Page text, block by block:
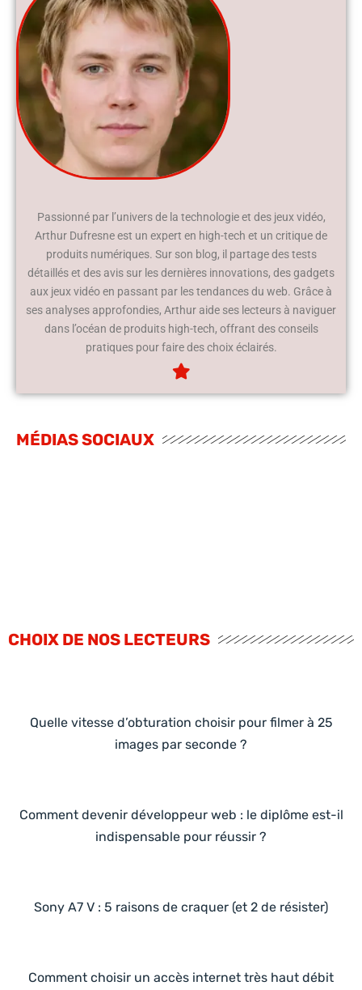
Passionné par l’univers de la technologie et des jeux vidéo,
Arthur Dufresne est un expert en high-tech et un critique de
produits numériques. Sur son blog, il partage des tests
détaillés et des avis sur les dernières innovations, des gadgets
aux jeux vidéo en passant par les tendances du web. Grâce à
ses analyses approfondies, Arthur aide ses lecteurs à naviguer
dans l’océan de produits high-tech, offrant des conseils
pratiques pour faire des choix éclairés.
MÉDIAS SOCIAUX
CHOIX DE NOS LECTEURS
Quelle vitesse d’obturation choisir pour filmer à 25
images par seconde ?
Comment devenir développeur web : le diplôme est-il
indispensable pour réussir ?
Sony A7 V : 5 raisons de craquer (et 2 de résister)
Comment choisir un accès internet très haut débit